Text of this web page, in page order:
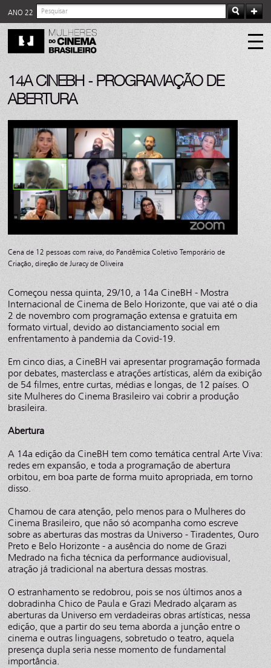
ANO 22
14A CINEBH - PROGRAMAÇÃO DE
ABERTURA
Cena de 12 pessoas com raiva, do Pandêmica Coletivo Temporário de
Criação, direção de Juracy de Oliveira
Começou nessa quinta, 29/10, a 14a CineBH - Mostra
Internacional de Cinema de Belo Horizonte, que vai até o dia
2 de novembro com programação extensa e gratuita em
formato virtual, devido ao distanciamento social em
enfrentamento à pandemia da Covid-19.
Em cinco dias, a CineBH vai apresentar programação formada
por debates, masterclass e atrações artísticas, além da exibição
de 54 filmes, entre curtas, médias e longas, de 12 países. O
site Mulheres do Cinema Brasileiro vai cobrir a produção
brasileira.
Abertura
A 14a edição da CineBH tem como temática central Arte Viva:
redes em expansão, e toda a programação de abertura
orbitou, em boa parte de forma muito apropriada, em torno
disso.
Chamou de cara atenção, pelo menos para o Mulheres do
Cinema Brasileiro, que não só acompanha como escreve
sobre as aberturas das mostras da Universo - Tiradentes, Ouro
Preto e Belo Horizonte - a ausência do nome de Grazi
Medrado na ficha técnica da performance audiovisual,
atração já tradicional na abertura dessas mostras.
O estranhamento se redobrou, pois se nos últimos anos a
dobradinha Chico de Paula e Grazi Medrado alçaram as
aberturas da Universo em verdadeiras obras artísticas, nessa
edição, que a partir do seu tema aborda a junção entre o
cinema e outras linguagens, sobretudo o teatro, aquela
presença dupla seria nesse momento de fundamental
importância.